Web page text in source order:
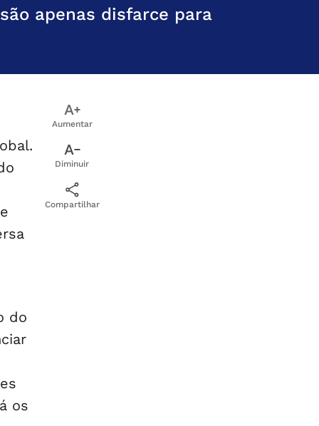
apenas disfarce para
do
os
Aumentar
Diminuir
Compartilhar